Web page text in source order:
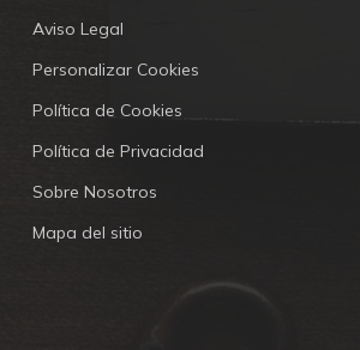
Aviso Legal
Personalizar Cookies
Política de Cookies
Política de Privacidad
Sobre Nosotros
Mapa del sitio